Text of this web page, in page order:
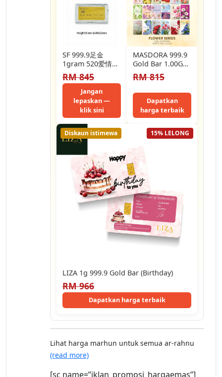
SF 999.9足金
1gram 520爱情信
用卡金条/Credit
Card Gold
Bar//100%AUTHE
NTIC 999.9 Gold
RM 845
Jangan
lepaskan —
klik sini
MASDORA 999.9
Gold Bar 1.00GM
Flower Series -
Assorted Design
(EMAS 999.9/24K)
RM 815
Dapatkan
harga terbaik
15% LELONG
Diskaun istimewa
LIZA 1g 999.9 Gold Bar (Birthday)
RM 966
Dapatkan harga terbaik
Lihat harga marhun untuk semua ar-rahnu
(read more)
[sc name=”iklan_promosi_hargaemas”]